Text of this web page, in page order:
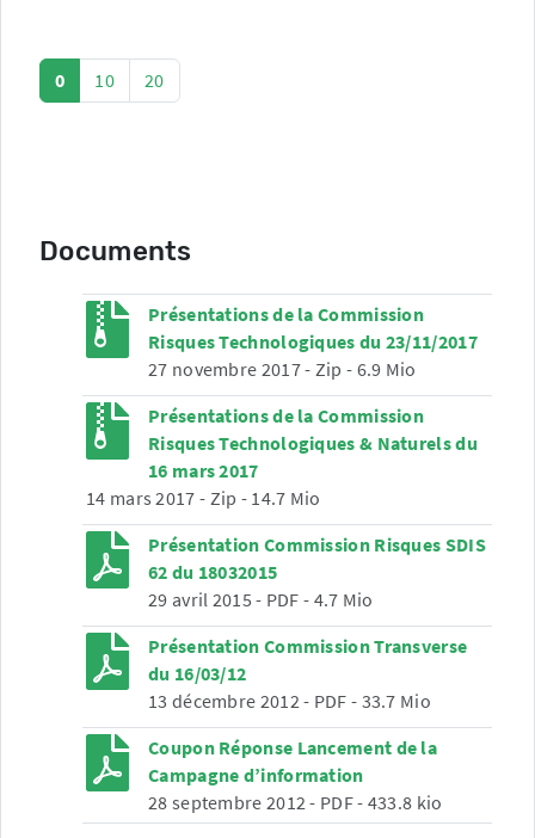
0 10 20
Documents
Présentations de la Commission
Risques Technologiques du 23/11/2017
27 novembre 2017- Zip - 6.9 Mio
Présentations de la Commission
Risques Technologiques & Naturels du
16 mars 2017
14 mars 2017 - Zip - 14.7 Mio
Présentation Commission Risques SDIS
62 du 18032015
29 avril 2015 - PDF - 4.7 Mio
Présentation Commission Transverse
du 16/03/12
13 décembre 2012- PDF - 33.7 Mio
Coupon Réponse Lancement de la
Campagne d’information
28 septembre 2012- PDF- 433.8 kio